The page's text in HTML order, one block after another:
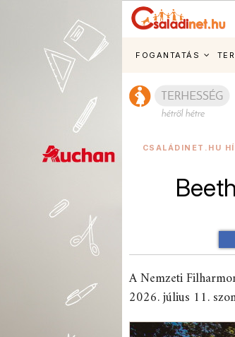
FOGANTATÁS
CSALÁDINET.HU
A Nemzeti
2026. július 11.